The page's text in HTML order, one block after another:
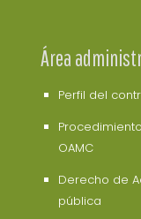
Área
Perfil del
OAMC
Derecho de
pública